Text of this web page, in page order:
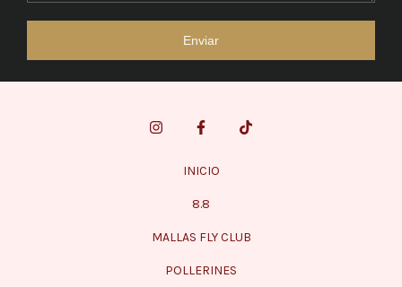
Enviar
INICIO
8.8
MALLAS FLY CLUB
POLLERINES